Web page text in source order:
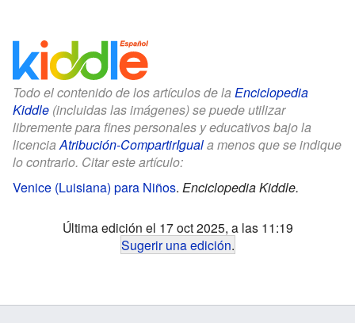
Todo el contenido de los artículos de la Enciclopedia
Kiddle (incluidas las imágenes) se puede utilizar
libremente para fines personales y educativos bajo la
licenciaAtribución-CompartirIguala menos que se indique
lo contrario. Citar este artículo:
Venice (Luisiana) para Niños. Enciclopedia Kiddle.
Última edición el 17 oct 2025, a las 11:19
Sugerir una edición.